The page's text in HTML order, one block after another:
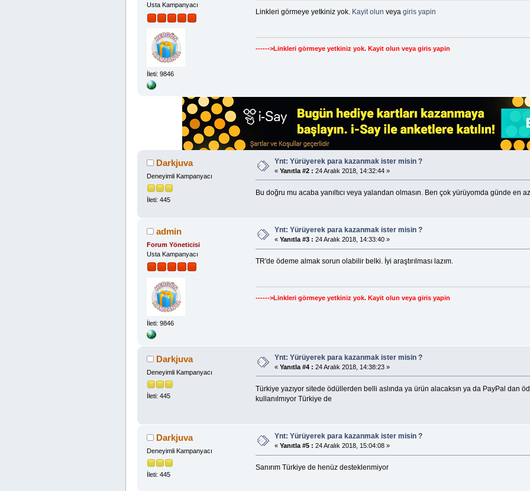
Usta Kampanyacı
İleti: 9846
Linkleri görmeye yetkiniz yok. Kayit olun veya giris yapin
------>Linkleri görmeye yetkiniz yok. Kayit olun veya giris yapin
Darkjuva
Deneyimli Kampanyacı
İleti: 445
Ynt: Yürüyerek para kazanmak ister misin ?
« Yanıtla #2 : 24 Aralık 2018, 14:32:44 »
Bu doğru mu acaba yanıltıcı veya yalandan olmasın. Ben çok yürüyomda günde en
admin
Forum Yöneticisi
Usta Kampanyacı
İleti: 9846
Ynt: Yürüyerek para kazanmak ister misin ?
« Yanıtla #3 : 24 Aralık 2018, 14:33:40 »
TR'de ödeme almak sorun olabilir belki. İyi araştırılması lazım.
------>Linkleri görmeye yetkiniz yok. Kayit olun veya giris yapin
Darkjuva
Deneyimli Kampanyacı
İleti: 445
Ynt: Yürüyerek para kazanmak ister misin ?
« Yanıtla #4 : 24 Aralık 2018, 14:38:23 »
Türkiye yazıyor sitede ödüllerden belli aslında ya ürün alacaksın ya da PayPal dan
kullanılmıyor Türkiye de
Darkjuva
Deneyimli Kampanyacı
İleti: 445
Ynt: Yürüyerek para kazanmak ister misin ?
« Yanıtla #5 : 24 Aralık 2018, 15:04:08 »
Sanırım Türkiye de henüz desteklenmiyor